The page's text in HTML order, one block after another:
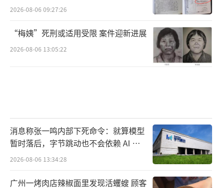
2026-08-06 09:27:26
“梅姨”死刑或适用受限 案件迎新进展
2026-08-06 13:05:22
消息称张一鸣内部下死命令：就算模型
暂时落后，字节跳动也不会依赖 AI 蒸
馏技术
2026-08-06 13:34:28
广州一烤肉店辣椒面里发现活蠼螋 顾客